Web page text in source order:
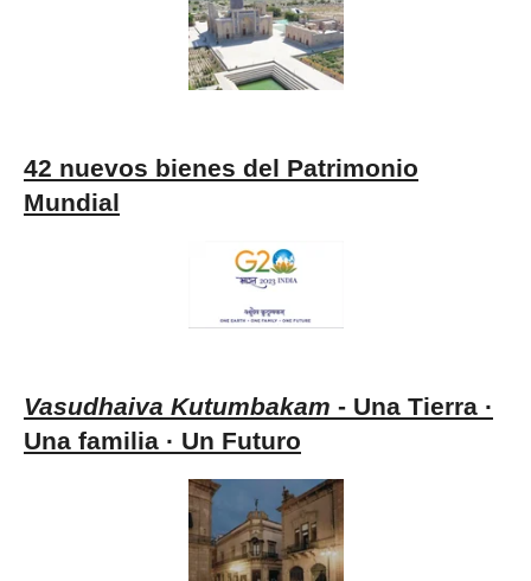
42 nuevos bienes del Patrimonio
Mundial
Vasudhaiva Kutumbakam - Una Tierra ·
Una familia · Un Futuro